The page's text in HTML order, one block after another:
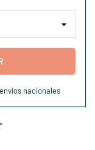
nacionales